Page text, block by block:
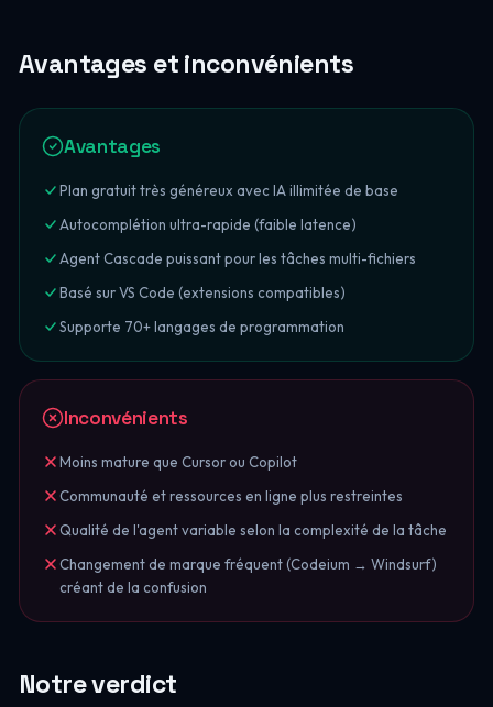
Avantages et inconvénients
Avantages
Plan gratuit très généreux avec IA illimitée de base
Autocomplétion ultra-rapide (faible latence)
Agent Cascade puissant pour les tâches multi-fichiers
Basé sur VS Code (extensions compatibles)
Supporte 70+ langages de programmation
Inconvénients
Moins mature que Cursor ou Copilot
Communauté et ressources en ligne plus restreintes
Qualité de l'agent variable selon la complexité de la tâche
Changement de marque fréquent (Codeium → Windsurf)
créant de la confusion
Notre verdict